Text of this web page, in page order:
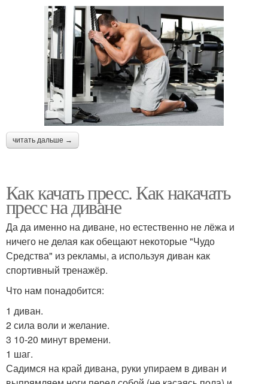
читать дальше →
Как качать пресс. Как накачать
пресс на диване
Да да именно на диване, но естественно не лёжа и
ничего не делая как обещают некоторые "Чудо
Средства" из рекламы, а используя диван как
спортивный тренажёр.
Что нам понадобится:
1 диван.
2 сила воли и желание.
3 10-20 минут времени.
1 шаг.
Садимся на край дивана, руки упираем в диван и